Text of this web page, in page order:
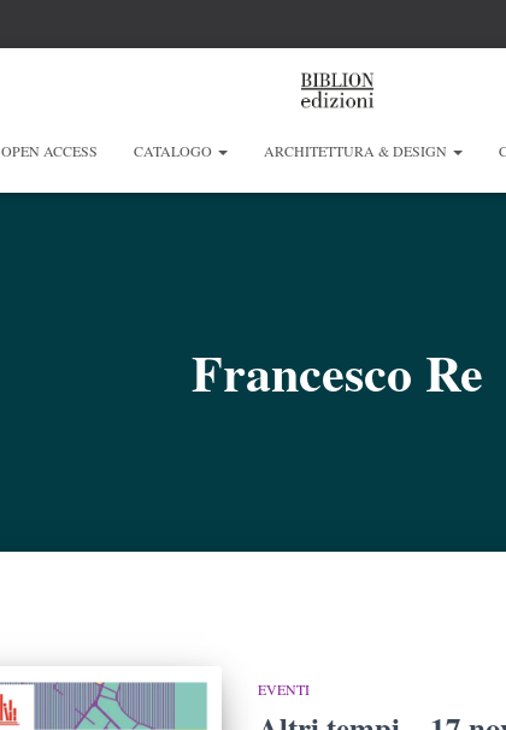
OPEN ACCESS CATALOGO ARCHITETTURA & DESIGN
Francesco Re
EVENTI